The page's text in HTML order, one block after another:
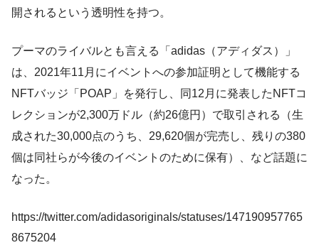
開されるという透明性を持つ。
プーマのライバルとも言える「adidas（アディダス）」
は、2021年11月にイベントへの参加証明として機能する
NFTバッジ「POAP」を発行し、同12月に発表したNFTコ
レクションが2,300万ドル（約26億円）で取引される（生
成された30,000点のうち、29,620個が完売し、残りの380
個は同社らが今後のイベントのために保有）、など話題に
なった。
https://twitter.com/adidasoriginals/statuses/147190957765
8675204